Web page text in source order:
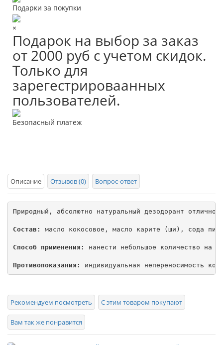
Подарки за покупки
×
Подарок на выбор за заказ
от 2000 руб с учетом скидок.
Только для
зарегестрироваанных
пользователей.
Безопасный платеж
Описание Отзывов (0) Вопрос-ответ
Природный, абсолютно натуральный дезодорант
Состав: масло кокосовое, масло карите (ши), сода
Способ применения: нанести небольшое количество на
Противопоказания: индивидуальная непереносимость
Рекомендуем посмотреть С этим товаром покупают
Вам так же понравится